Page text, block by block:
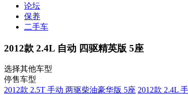
论坛
保养
二手车
2012款 2.4L 自动 四驱精英版 5座
选择其他车型
停售车型
2012款 2.5T 手动 两驱柴油豪华版 5座 2012款 2.4L